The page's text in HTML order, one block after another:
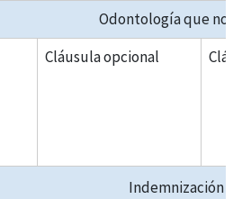
Odontología que no
Cláusula opcional
Indemnización